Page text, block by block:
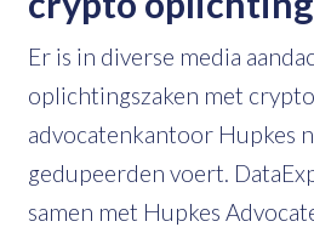
Er is in diverse media
oplichtingszaken met
advocatenkantoor Hupkes
gedupeerden voert.
samen met Hupkes